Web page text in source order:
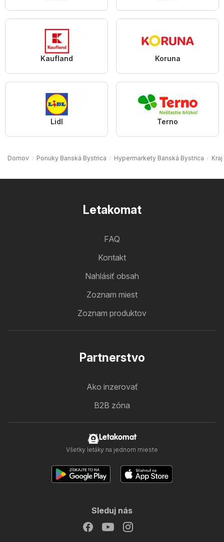
Kaufland Koruna
Lidl Terno
Domov Ponuky Banská Bystrica Hypermarkety Banská Bystrica
Letakomat
FAQ
Kontakt
Nahlásiť obsah
Zoznam miest
Zoznam produktov
Partnerstvo
Ako inzerovať
B2B zóna
Letakomat
Všetky letáky na jednom mieste
Sleduj nás